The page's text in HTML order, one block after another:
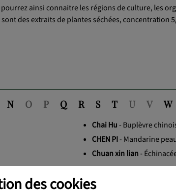
ainsi connaitre les régions de culture, les
des extraits de plantes séchées, concentration
N O P Q R S T U V W
Chai Hu - Buplèvre
CHEN PI- Mandarine
Chuan xin lian-
des cookies